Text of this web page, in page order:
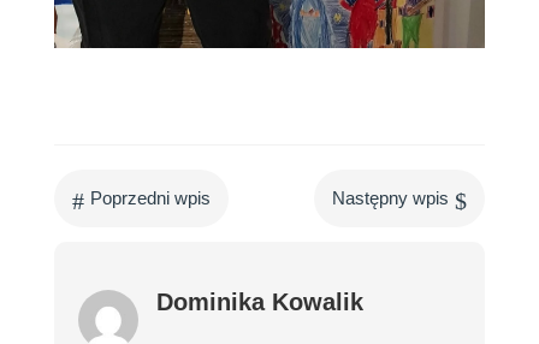
# Poprzedni wpis Następny wpis $
Dominika Kowalik